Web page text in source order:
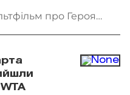
про Героя